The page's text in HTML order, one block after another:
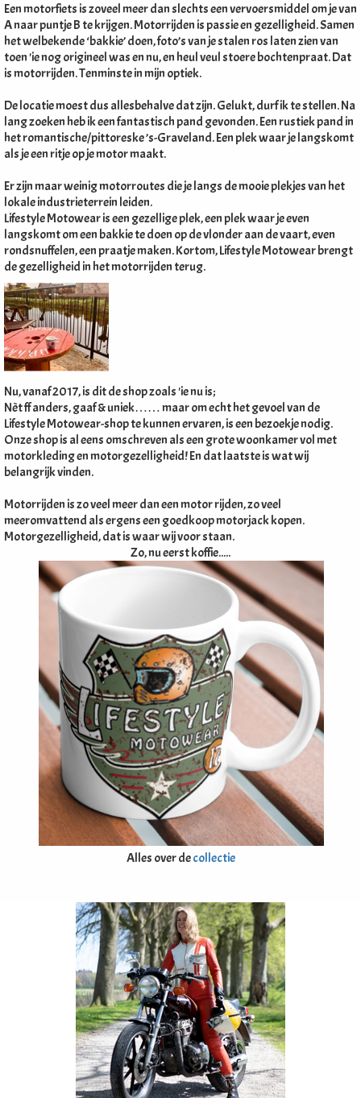
Een motorfiets is zoveel meer dan slechts een vervoersmiddel om je van
A naar puntje B te krijgen. Motorrijden is passie en gezelligheid. Samen
het welbekende ‘bakkie’ doen, foto’s van je stalen ros laten zien van
toen 'ie nog origineel was en nu, en heul veul stoere bochtenpraat. Dat
is motorrijden. Tenminste in mijn optiek.
De locatie moest dus allesbehalve dat zijn. Gelukt, durf ik te stellen. Na
lang zoeken heb ik een fantastisch pand gevonden. Een rustiek pand in
het romantische/pittoreske ’s-Graveland. Een plek waar je langskomt
als je een ritje op je motor maakt.
Er zijn maar weinig motorroutes die je langs de mooie plekjes van het
lokale industrieterrein leiden.
Lifestyle Motowear is een gezellige plek, een plek waar je even
langskomt om een bakkie te doen op de vlonder aan de vaart, even
rondsnuffelen, een praatje maken. Kortom, Lifestyle Motowear brengt
de gezelligheid in het motorrijden terug.
Nu, vanaf 2017, is dit de shop zoals 'ie nu is;
Nèt ff anders, gaaf & uniek…… maar om echt het gevoel van de
Lifestyle Motowear-shop te kunnen ervaren, is een bezoekje nodig.
Onze shop is al eens omschreven als een grote woonkamer vol met
motorkleding en motorgezelligheid! En dat laatste is wat wij
belangrijk vinden.
Motorrijden is zo veel meer dan een motor rijden, zo veel
meeromvattend als ergens een goedkoop motorjack kopen.
Motorgezelligheid, dat is waar wij voor staan.
Zo, nu eerst koffie.....
Alles over decollectie